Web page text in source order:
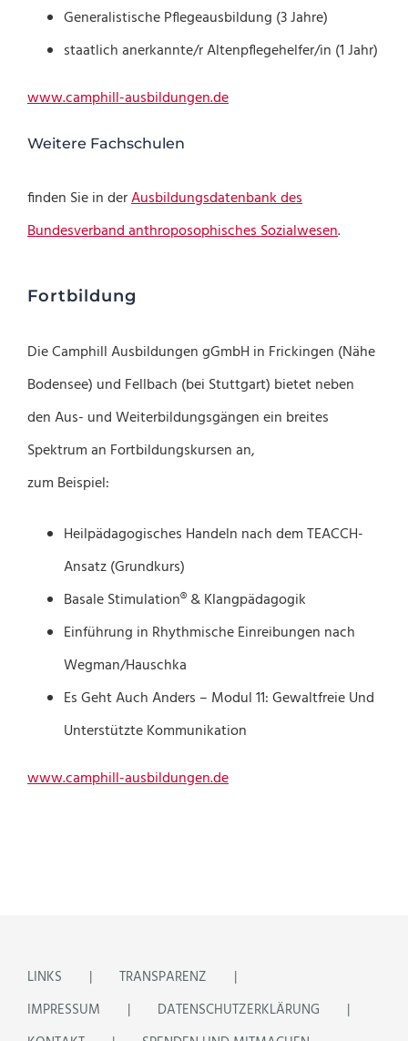
Generalistische Pflegeausbildung (3 Jahre)
staatlich anerkannte/r Altenpflegehelfer/in (1 Jahr)
www.camphill-ausbildungen.de
Weitere Fachschulen
finden Sie in derAusbildungsdatenbank des
Bundesverband anthroposophisches Sozialwesen.
Fortbildung
Die Camphill Ausbildungen gGmbH in Frickingen (Nähe
Bodensee) und Fellbach (bei Stuttgart) bietet neben
den Aus- und Weiterbildungsgängen ein breites
Spektrum an Fortbildungskursen an,
zum Beispiel:
Heilpädagogisches Handeln nach dem TEACCH-
Ansatz (Grundkurs)
Basale Stimulation® & Klangpädagogik
Einführung in Rhythmische Einreibungen nach
Wegman/Hauschka
Es Geht Auch Anders – Modul 11: Gewaltfreie Und
Unterstützte Kommunikation
www.camphill-ausbildungen.de
LINKS
TRANSPARENZ
IMPRESSUM
DATENSCHUTZERKLÄRUNG